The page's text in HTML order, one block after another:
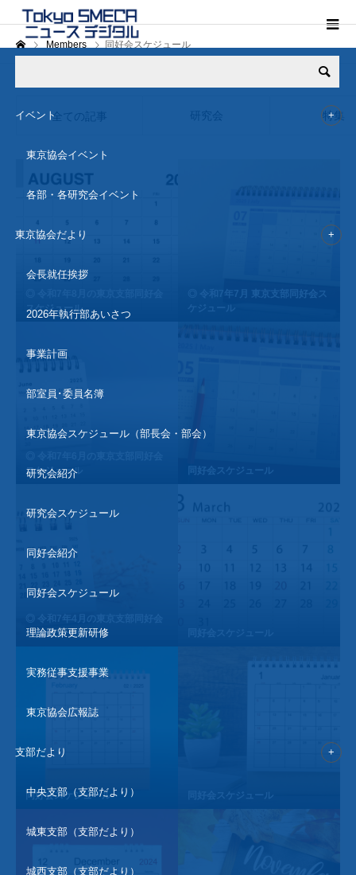
イベント
東京協会イベント
各部・各研究会イベント
東京協会だより
会長就任挨拶
2026年執行部あいさつ
事業計画
部室員･委員名簿
東京協会スケジュール（部長会・部会）
研究会紹介
研究会スケジュール
同好会紹介
同好会スケジュール
理論政策更新研修
実務従事支援事業
東京協会広報誌
支部だより
中央支部（支部だより）
城東支部（支部だより）
城西支部（支部だより）
Members 同好会スケジュール
全ての記事 研究会 特集
スケジュール
◎ 令和7年7月 東京支部同好会ス
スケジュール
同好会スケジュール
スケジュール
同好会スケジュール 同好会スケジュール